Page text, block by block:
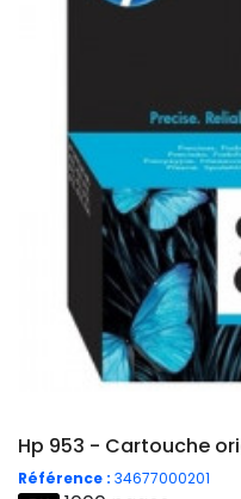
Hp 953 - Cartouche
Référence : 34677000201